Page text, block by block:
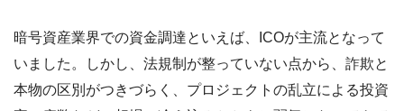
暗号資産業界での資金調達といえば、ICOが主流となって
いました。しかし、法規制が整っていない点から、詐欺と
本物の区別がつきづらく、プロジェクトの乱立による投資